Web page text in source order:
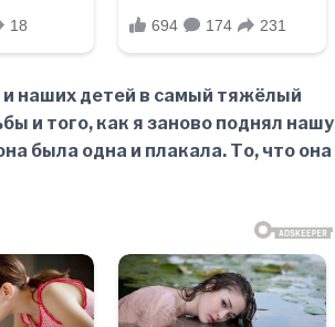
наших детей в самый тяжёлый
и того, как я заново поднял нашу
была одна и плакала. То, что она